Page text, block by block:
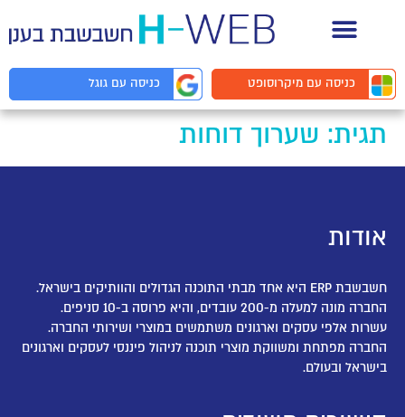
כניסה עםמיקרוסופט כניסה עם גוגל
תגית: שערוך דוחות
אודות
חשבשבת ERP היא אחד מבתי התוכנה הגדולים והוותיקים בישראל.
החברה מונה למעלה מ-200 עובדים, והיא פרוסה ב-10 סניפים.
עשרות אלפי עסקים וארגונים משתמשים במוצרי ושירותי החברה.
החברה מפתחת ומשווקת מוצרי תוכנה לניהול פיננסי לעסקים וארגונים
בישראל ובעולם.